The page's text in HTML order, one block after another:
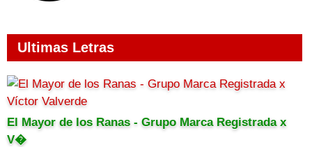
Ultimas Letras
El Mayor de los Ranas - Grupo Marca Registrada x
V�